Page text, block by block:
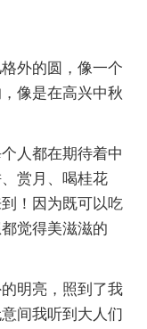
外的圆，像一个
像是在高兴中秋
人都在期待着中
赏月、喝桂花
！因为既可以吃
觉得美滋滋的
明亮，照到了我
间我听到大人们